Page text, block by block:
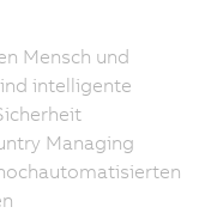
Mensch und
intelligente
Managing